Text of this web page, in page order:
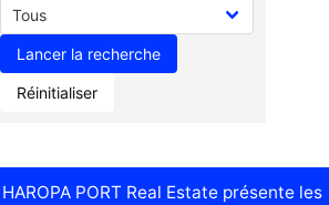
Réinitialiser
HAROPA PORT Real Estate présente les